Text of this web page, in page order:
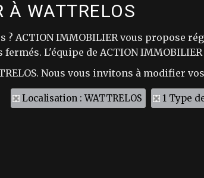
À WATTRELOS
ACTION IMMOBILIER vous propose
L'équipe de ACTION
Nous vous invitons à modifier
Localisation : WATTRELOS 1 Type